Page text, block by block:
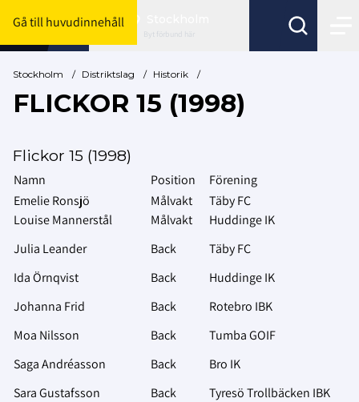
Gå till huvudinnehåll
Byt förbund här
Stockholm / Distriktslag / Historik /
FLICKOR 15 (1998)
Flickor 15 (1998)
Namn Position
Förening
Emelie Ronsjö
Louise Mannerstål
Julia Leander
Ida Örnqvist
Johanna Frid
Moa Nilsson
Saga Andréasson
Sara Gustafsson
Målvakt
Målvakt
Back
Back
Back
Back
Back
Back
Täby FC
Huddinge IK
Täby FC
Huddinge IK
Rotebro IBK
Tumba GOIF
Bro IK
Tyresö Trollbäcken IBK